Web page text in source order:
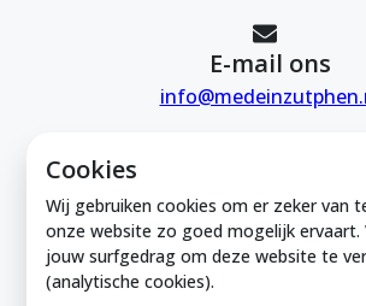
Cookies
Wij gebruiken cookies om er zeker van
onze website zo goed mogelijk ervaart.
jouw surfgedrag om deze website te
(analytische cookies).
E-mail ons
Mede in Zutphen is
Zutphense Uitdaging. KVK